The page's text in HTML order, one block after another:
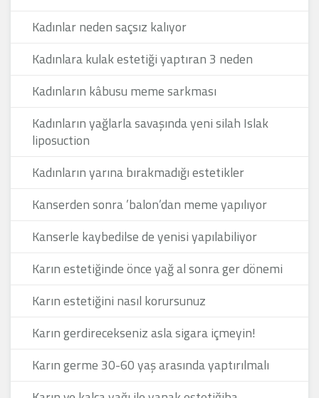
Kadınlar neden saçsız kalıyor
Kadınlara kulak estetiği yaptıran 3 neden
Kadınların kâbusu meme sarkması
Kadınların yağlarla savaşında yeni silah Islak
liposuction
Kadınların yarına bırakmadığı estetikler
Kanserden sonra ’balon’dan meme yapılıyor
Kanserle kaybedilse de yenisi yapılabiliyor
Karın estetiğinde önce yağ al sonra ger dönemi
Karın estetiğini nasıl korursunuz
Karın gerdirecekseniz asla sigara içmeyin!
Karın germe 30-60 yaş arasında yaptırılmalı